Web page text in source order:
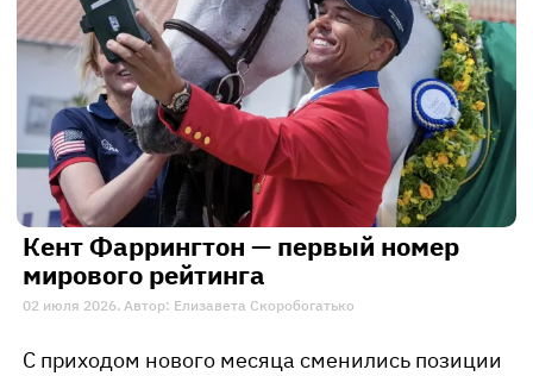
Кент Фаррингтон — первый номер
мирового рейтинга
02 июля 2026. Автор: Елизавета Скоробогатько
С приходом нового месяца сменились позиции